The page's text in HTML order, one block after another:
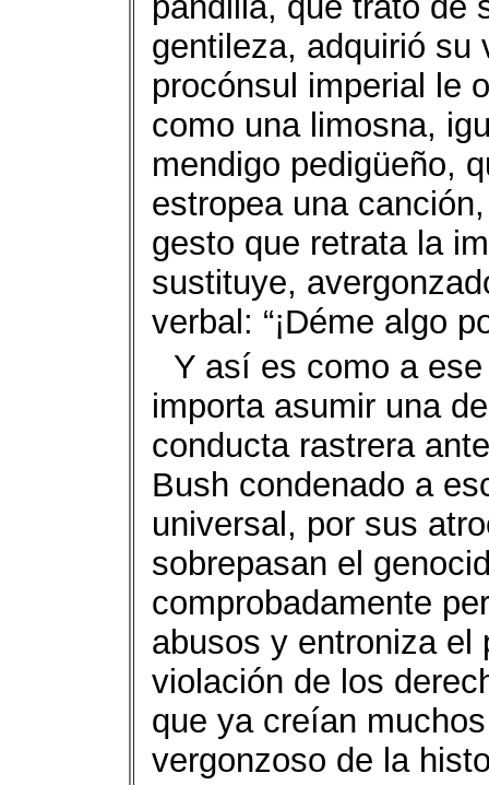
gentileza, adquirió su
procónsul imperial le
como una limosna,
mendigo pedigüeño,
estropea una
gesto que retrata la
sustituye,
verbal: “¡Déme algo
Y así es como a
importa asumir una
conducta rastrera
Bush condenado a
universal, por sus
sobrepasan el
comprobadamente
abusos y entroniza el
violación de los
que ya creían
vergonzoso de la